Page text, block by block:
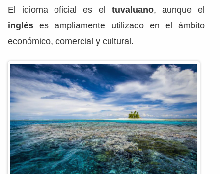
El idioma oficial es el tuvaluano, aunque el
inglés es ampliamente utilizado en el ámbito
económico, comercial y cultural.